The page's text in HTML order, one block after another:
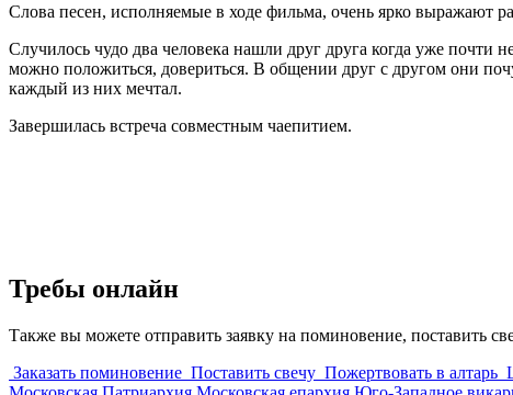
Слова песен, исполняемые в ходе фильма, очень ярко выражают
Случилось чудо два человека нашли друг друга когда уже
можно положиться, довериться. В общении друг с другом они
каждый из них мечтал.
Завершилась встреча совместным чаепитием.
Требы онлайн
Также вы можете отправить заявку на поминовение, поставить
Заказать поминовение Поставить свечу Пожертвовать в алтарь